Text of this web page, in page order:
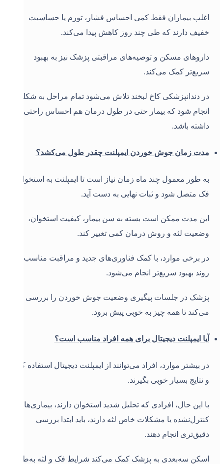
اغلب بیماران فقط کمی احساس فشار، تورم یا حساسیت
خفیف دارند که طی چند روز کاهش پیدا می‌کند.
داروهای مسکن و توصیه‌های مراقبتی پزشک نیز به بهبود
سریع‌تر کمک می‌کند.
در دندانپزشکی کاخ لبخند تلاش می‌شود تمام مراحل به شکلی
انجام شود که بیمار حتی در طول درمان هم احساس راحتی
داشته باشد.
مدت زمان جوش خوردن ایمپلنت چقدر طول می‌کشد؟
به طور معمول چند ماه زمان نیاز است تا ایمپلنت به استخوان
فک متصل شود و ثبات نهایی به دست آید.
این مدت ممکن است بسته به سن بیمار، کیفیت استخوان،
وضعیت لثه و روش درمان کمی تغییر کند.
در برخی موارد، با کمک فناوری‌های جدید و مراقبت مناسب،
روند بهبود سریع‌تر انجام می‌شود.
پزشک در جلسات پیگیری وضعیت جوش خوردن را بررسی
می‌کند تا همه چیز به خوبی پیش برود.
آیا ایمپلنت دیجیتال برای همه افراد مناسب است؟
در بیشتر موارد، افراد می‌توانند از ایمپلنت دیجیتال استفاده کنند
و نتایج بسیار خوبی بگیرند.
با این حال، افرادی که تحلیل شدید استخوان دارند، بیماری‌های
کنترل‌نشده یا مشکلات خاص لثه دارند، باید ابتدا بررسی
دقیق‌تری انجام دهند.
اسکن سه‌بعدی به پزشک کمک می‌کند شرایط فک و لثه به‌طور